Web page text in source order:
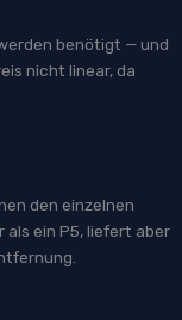
benötigt — und
nicht linear, da
den einzelnen
als ein P5, liefert aber